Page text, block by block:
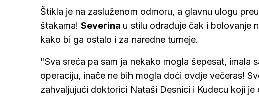
Štikla je na zasluženom odmoru, a glavnu ulogu
štakama! Severina u stilu odrađuje čak i bolovanje
kako bi ga ostalo i za naredne turneje.
"Sva sreća pa sam ja nekako mogla šepesat, imala
operaciju, inače ne bih mogla doći ovdje večeras!
zahvaljujući doktorici Nataši Desnici i Kudecu koji